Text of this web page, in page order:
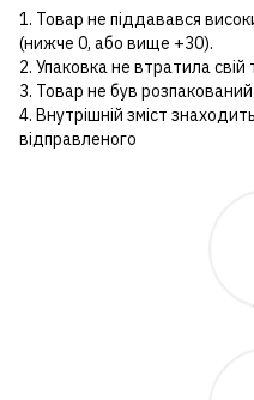
1. Товар не піддавався
(нижче 0, або вище +30).
2. Упаковка не втратила
3. Товар не був
4. Внутрішній зміст
відправленого